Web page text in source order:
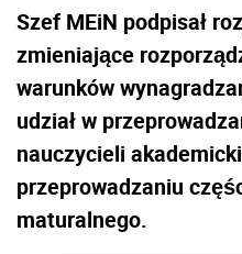
Szef MEiN podpisał
zmieniające
warunków
udział w
nauczycieli
przeprowadzaniu
maturalnego.